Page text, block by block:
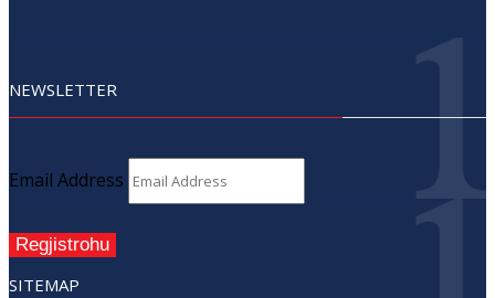
NEWSLETTER
Email Address
Regjistrohu
SITEMAP